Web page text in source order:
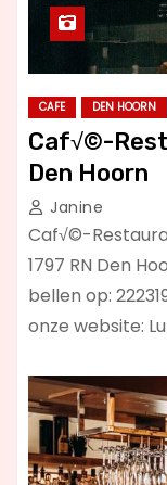
CAFE DEN HOORN
Caf√©-
Den Hoorn
Janine
Caf√©-
1797 RN Den
bellen op:
onze website: